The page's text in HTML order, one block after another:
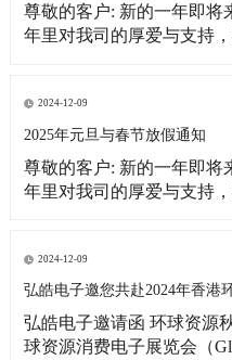
尊敬的客户: 新的一年即将来临，诚挚感谢贵司在过去一
年里对我司的厚爱与支持
单需求，提前做好春节期
相关事宜通知如下: 1、元旦
2024-12-09
2025年元旦与春节放假通知
尊敬的客户: 新的一年即将
年里对我司的厚爱与支持
求，提前做好春节期间物
事宜通知如下: 1、元旦放
2024-12-09
弘皓电子邀您共赴2024年香港
弘皓电子邀请函 环球资源秋
球资源消费电子展览会（